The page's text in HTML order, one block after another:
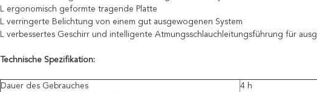
L ergonomisch geformte tragende Platte
L verringerte Belichtung von einem gut ausgewogenen System
L verbessertes Geschirr und intelligente Atmungsschlauchleitungsführung für
Technische Spezifikation:
Dauer des Gebrauches
4 h